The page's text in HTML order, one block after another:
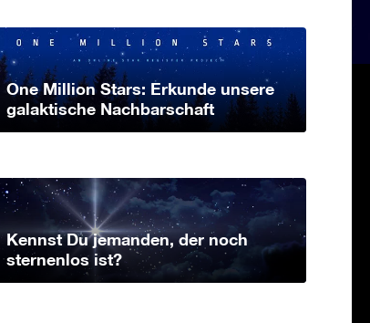
One Million Stars: Erkunde unsere
galaktische Nachbarschaft
Kennst Du jemanden, der noch
sternenlos ist?